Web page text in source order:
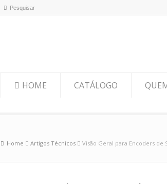
HOME CATÁLOGO
Home Artigos Técnicos Visão Geral para Encoders de